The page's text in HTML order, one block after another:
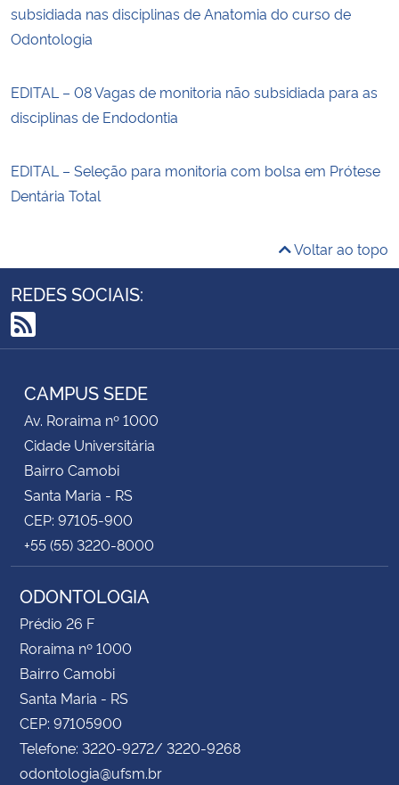
subsidiada nas disciplinas de Anatomia do curso de
Odontologia
EDITAL – 08 Vagas de monitoria não subsidiada para as
disciplinas de Endodontia
EDITAL – Seleção para monitoria com bolsa em Prótese
Dentária Total
Voltar ao topo
REDES SOCIAIS:
RSS
CAMPUS SEDE
Av. Roraima nº 1000
Cidade Universitária
Bairro Camobi
Santa Maria - RS
CEP: 97105-900
+55 (55) 3220-8000
ODONTOLOGIA
Prédio 26 F
Roraima nº 1000
Bairro Camobi
Santa Maria - RS
CEP: 97105900
Telefone: 3220-9272/ 3220-9268
odontologia@ufsm.br